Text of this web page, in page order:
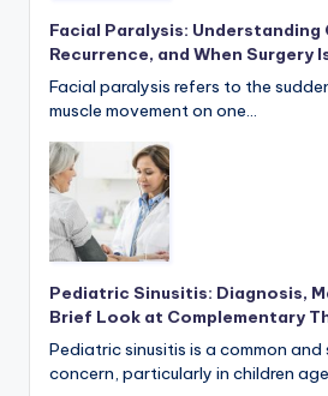
Facial Paralysis: Understanding
Recurrence, and When Surgery
Facial paralysis refers to the
muscle movement on one…
Pediatric Sinusitis: Diagnosis,
Brief Look at Complementary
Pediatric sinusitis is a common
concern, particularly in children